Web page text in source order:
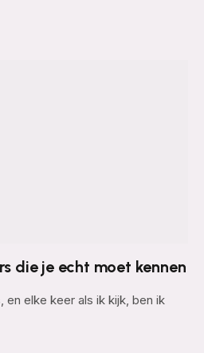
die je echt moet kennen
en elke keer als ik kijk, ben ik